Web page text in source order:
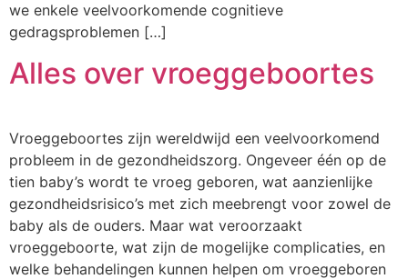
we enkele veelvoorkomende cognitieve
gedragsproblemen […]
Alles over vroeggeboortes
Vroeggeboortes zijn wereldwijd een veelvoorkomend
probleem in de gezondheidszorg. Ongeveer één op de
tien baby’s wordt te vroeg geboren, wat aanzienlijke
gezondheidsrisico’s met zich meebrengt voor zowel de
baby als de ouders. Maar wat veroorzaakt
vroeggeboorte, wat zijn de mogelijke complicaties, en
welke behandelingen kunnen helpen om vroeggeboren